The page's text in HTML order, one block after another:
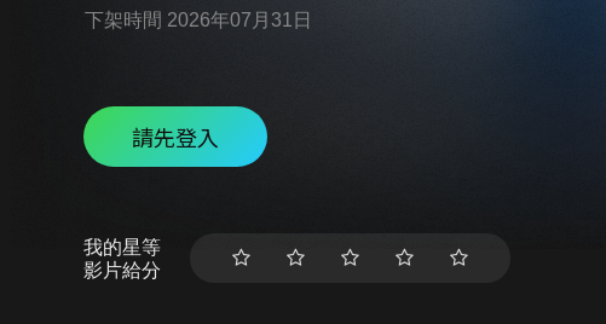
下架時間 2026年07月31日
請先登入
我的星等
影片給分